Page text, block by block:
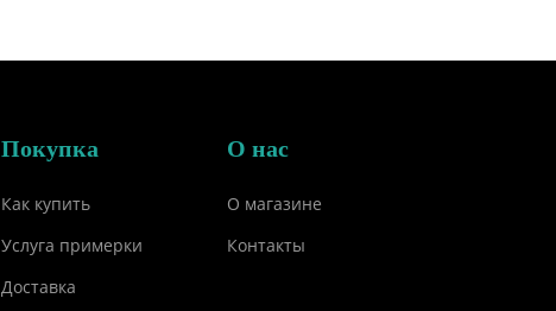
Покупка
Как купить
Услуга примерки
Доставка
О нас
О магазине
Контакты